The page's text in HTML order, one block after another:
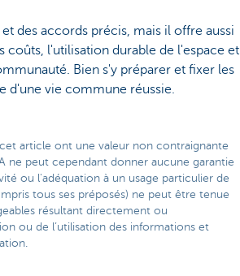
des accords précis, mais il offre aussi
coûts, l'utilisation durable de l'espace et
Bien s'y préparer et fixer les
d'une vie commune réussie.
article ont une valeur non contraignante
ne peut cependant donner aucune garantie
ou l'adéquation à un usage particulier de
tous ses préposés) ne peut être tenue
résultant directement ou
ou de l’utilisation des informations et